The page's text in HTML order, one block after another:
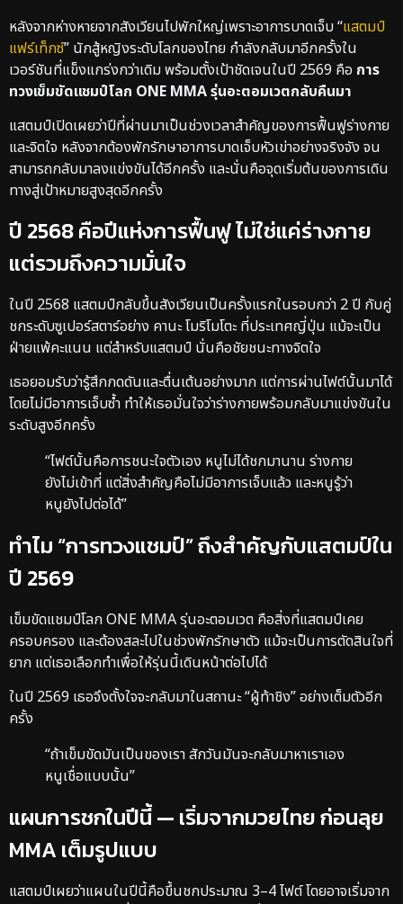
หลังจากห่างหายจากสังเวียนไปพักใหญ่เพราะอาการบาดเจ็บ “แสตมป์
แฟร์เท็กซ์” นักสู้หญิงระดับโลกของไทย กำลังกลับมาอีกครั้งใน
เวอร์ชันที่แข็งแกร่งกว่าเดิม พร้อมตั้งเป้าชัดเจนในปี 2569 คือ การ
ทวงเข็มขัดแชมป์โลก ONE MMA รุ่นอะตอมเวตกลับคืนมา
แสตมป์เปิดเผยว่าปีที่ผ่านมาเป็นช่วงเวลาสำคัญของการฟื้นฟูร่างกาย
และจิตใจ หลังจากต้องพักรักษาอาการบาดเจ็บหัวเข่าอย่างจริงจัง จน
สามารถกลับมาลงแข่งขันได้อีกครั้ง และนั่นคือจุดเริ่มต้นของการเดิน
ทางสู่เป้าหมายสูงสุดอีกครั้ง
ปี 2568 คือปีแห่งการฟื้นฟู ไม่ใช่แค่ร่างกาย
แต่รวมถึงความมั่นใจ
ในปี 2568 แสตมป์กลับขึ้นสังเวียนเป็นครั้งแรกในรอบกว่า 2 ปี กับคู่
ชกระดับซูเปอร์สตาร์อย่าง คานะ โมริโมโตะ ที่ประเทศญี่ปุ่น แม้จะเป็น
ฝ่ายแพ้คะแนน แต่สำหรับแสตมป์ นั่นคือชัยชนะทางจิตใจ
เธอยอมรับว่ารู้สึกกดดันและตื่นเต้นอย่างมาก แต่การผ่านไฟต์นั้นมาได้
โดยไม่มีอาการเจ็บซ้ำ ทำให้เธอมั่นใจว่าร่างกายพร้อมกลับมาแข่งขันใน
ระดับสูงอีกครั้ง
“ไฟต์นั้นคือการชนะใจตัวเอง หนูไม่ได้ชกมานาน ร่างกาย
ยังไม่เข้าที่ แต่สิ่งสำคัญคือไม่มีอาการเจ็บแล้ว และหนูรู้ว่า
หนูยังไปต่อได้”
ทำไม “การทวงแชมป์” ถึงสำคัญกับแสตมป์ใน
ปี 2569
เข็มขัดแชมป์โลก ONE MMA รุ่นอะตอมเวต คือสิ่งที่แสตมป์เคย
ครอบครอง และต้องสละไปในช่วงพักรักษาตัว แม้จะเป็นการตัดสินใจที่
ยาก แต่เธอเลือกทำเพื่อให้รุ่นนี้เดินหน้าต่อไปได้
ในปี 2569 เธอจึงตั้งใจจะกลับมาในสถานะ “ผู้ท้าชิง” อย่างเต็มตัวอีก
ครั้ง
“ถ้าเข็มขัดมันเป็นของเรา สักวันมันจะกลับมาหาเราเอง
หนูเชื่อแบบนั้น”
แผนการชกในปีนี้ — เริ่มจากมวยไทย ก่อนลุย
MMA เต็มรูปแบบ
แสตมป์เผยว่าแผนในปีนี้คือขึ้นชกประมาณ 3–4 ไฟต์ โดยอาจเริ่มจาก